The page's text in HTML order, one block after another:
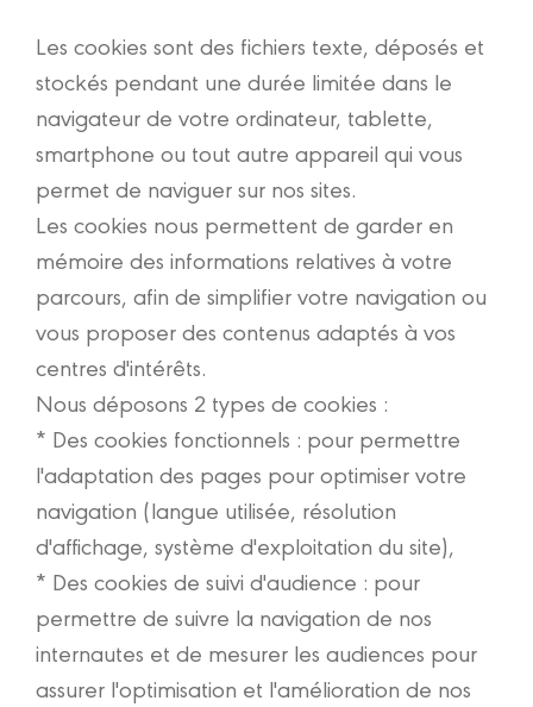
Les cookies sont des fichiers texte, déposés et
stockés pendant une durée limitée dans le
navigateur de votre ordinateur, tablette,
smartphone ou tout autre appareil qui vous
permet de naviguer sur nos sites.
Les cookies nous permettent de garder en
mémoire des informations relatives à votre
parcours, afin de simplifier votre navigation ou
vous proposer des contenus adaptés à vos
centres d'intérêts.
Nous déposons 2 types de cookies :
* Des cookies fonctionnels : pour permettre
l'adaptation des pages pour optimiser votre
navigation (langue utilisée, résolution
d'affichage, système d'exploitation du site),
* Des cookies de suivi d'audience : pour
permettre de suivre la navigation de nos
internautes et de mesurer les audiences pour
assurer l'optimisation et l'amélioration de nos